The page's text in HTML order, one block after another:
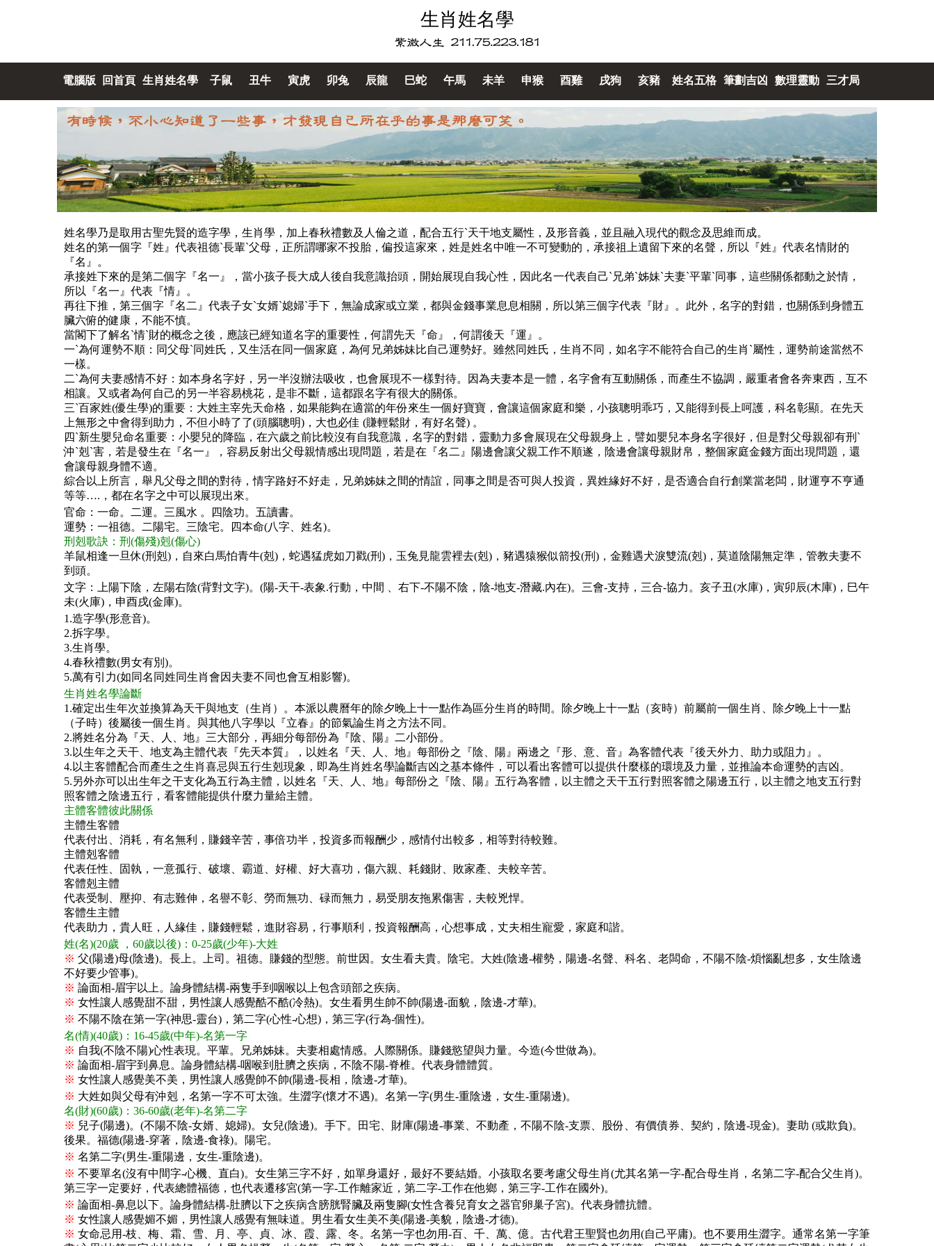
生肖姓名學
電腦版 回首頁 生肖姓名學 子鼠 丑牛 寅虎 卯兔 辰龍 巳蛇 午馬 未羊 申猴 酉雞 戌狗 亥豬 姓名五格 筆劃吉凶 數理靈動 三才局
姓名學乃是取用古聖先賢的造字學，生肖學，加上春秋禮數及人倫之道，配合五行ˋ天干地支屬性，及形音義，並且融入現代的觀念及思維而成。
姓名的第一個字『姓』代表祖德ˋ長輩ˋ父母，正所謂哪家不投胎，偏投這家來，姓是姓名中唯一不可變動的，承接祖上遺留下來的名聲，所以『姓』代表名情財的
『名』。
承接姓下來的是第二個字『名一』，當小孩子長大成人後自我意識抬頭，開始展現自我心性，因此名一代表自己ˋ兄弟ˋ姊妹ˋ夫妻ˋ平輩ˋ同事，這些關係都動之於情，
所以『名一』代表『情』。
再往下推，第三個字『名二』代表子女ˋ女婿ˋ媳婦ˋ手下，無論成家或立業，都與金錢事業息息相關，所以第三個字代表『財』。此外，名字的對錯，也關係到身體五
臟六俯的健康，不能不慎。
當閣下了解名ˋ情ˋ財的概念之後，應該已經知道名字的重要性，何謂先天『命』，何謂後天『運』。
一ˋ為何運勢不順：同父母ˋ同姓氏，又生活在同一個家庭，為何兄弟姊妹比自己運勢好。雖然同姓氏，生肖不同，如名字不能符合自己的生肖ˋ屬性，運勢前途當然不
一樣。
二ˋ為何夫妻感情不好：如本身名字好，另一半沒辦法吸收，也會展現不一樣對待。因為夫妻本是一體，名字會有互動關係，而產生不協調，嚴重者會各奔東西，互不
相讓。又或者為何自己的另一半容易桃花，是非不斷，這都跟名字有很大的關係。
三ˋ百家姓(優生學)的重要：大姓主宰先天命格，如果能夠在適當的年份來生一個好寶寶，會讓這個家庭和樂，小孩聰明乖巧，又能得到長上呵護，科名彰顯。在先天
上無形之中會得到助力，不但小時了了(頭腦聰明)，大也必佳 (賺輕鬆財，有好名聲) 。
四ˋ新生嬰兒命名重要：小嬰兒的降臨，在六歲之前比較沒有自我意識，名字的對錯，靈動力多會展現在父母親身上，譬如嬰兒本身名字很好，但是對父母親卻有刑ˋ
沖ˋ剋ˋ害，若是發生在『名一』，容易反射出父母親情感出現問題，若是在『名二』陽邊會讓父親工作不順遂，陰邊會讓母親財帛，整個家庭金錢方面出現問題，還
會讓母親身體不適。
綜合以上所言，舉凡父母之間的對待，情字路好不好走，兄弟姊妹之間的情誼，同事之間是否可與人投資，異姓緣好不好，是否適合自行創業當老闆，財運亨不亨通
等等….，都在名字之中可以展現出來。
官命：一命。二運。三風水 。四陰功。五讀書。
運勢：一祖德。二陽宅。三陰宅。四本命(八字、姓名)。
刑剋歌訣：刑(傷殘)剋(傷心)
羊鼠相逢一旦休(刑剋)，自來白馬怕青牛(剋)，蛇遇猛虎如刀戳(刑)，玉兔見龍雲裡去(剋)，豬遇猿猴似箭投(刑)，金雞遇犬淚雙流(剋)，莫道陰陽無定準，管教夫妻不
到頭。
文字：上陽下陰，左陽右陰(背對文字)。(陽-天干-表象.行動，中間 、右下-不陽不陰，陰-地支-潛藏.內在)。三會-支持，三合-協力。亥子丑(水庫)，寅卯辰(木庫)，巳午
未(火庫)，申酉戌(金庫)。
1.造字學(形意音)。
2.拆字學。
3.生肖學。
4.春秋禮數(男女有別)。
5.萬有引力(如同名同姓同生肖會因夫妻不同也會互相影響)。
生肖姓名學論斷
1.確定出生年次並換算為天干與地支（生肖）。本派以農曆年的除夕晚上十一點作為區分生肖的時間。除夕晚上十一點（亥時）前屬前一個生肖、除夕晚上十一點
（子時）後屬後一個生肖。與其他八字學以『立春』的節氣論生肖之方法不同。
2.將姓名分為『天、人、地』三大部分，再細分每部份為『陰、陽』二小部份。
3.以生年之天干、地支為主體代表『先天本質』，以姓名『天、人、地』每部份之『陰、陽』兩邊之『形、意、音』為客體代表『後天外力、助力或阻力』。
4.以主客體配合而產生之生肖喜忌與五行生剋現象，即為生肖姓名學論斷吉凶之基本條件，可以看出客體可以提供什麼樣的環境及力量，並推論本命運勢的吉凶。
5.另外亦可以出生年之干支化為五行為主體，以姓名『天、人、地』每部份之『陰、陽』五行為客體，以主體之天干五行對照客體之陽邊五行，以主體之地支五行對
照客體之陰邊五行，看客體能提供什麼力量給主體。
主體客體彼此關係
主體生客體
代表付出、消耗，有名無利，賺錢辛苦，事倍功半，投資多而報酬少，感情付出較多，相等對待較難。
主體剋客體
代表任性、固執，一意孤行、破壞、霸道、好權、好大喜功，傷六親、耗錢財、敗家產、夫較辛苦。
客體剋主體
代表受制、壓抑、有志難伸，名譽不彰、勞而無功、碌而無力，易受朋友拖累傷害，夫較兇悍。
客體生主體
代表助力，貴人旺，人緣佳，賺錢輕鬆，進財容易，行事順利，投資報酬高，心想事成，丈夫相生寵愛，家庭和諧。
姓(名)(20歲 ，60歲以後)：0-25歲(少年)-大姓
※ 父(陽邊)母(陰邊)。長上。上司。祖德。賺錢的型態。前世因。女生看夫貴。陰宅。大姓(陰邊-權勢，陽邊-名聲、科名、老闆命，不陽不陰-煩惱亂想多，女生陰邊
不好要少管事)。
※ 論面相-眉宇以上。論身體結構-兩隻手到咽喉以上包含頭部之疾病。
※ 女性讓人感覺甜不甜，男性讓人感覺酷不酷(冷熱)。女生看男生帥不帥(陽邊-面貌，陰邊-才華)。
※ 不陽不陰在第一字(神思-靈台)，第二字(心性-心想)，第三字(行為-個性)。
名(情)(40歲)：16-45歲(中年)-名第一字
※ 自我(不陰不陽)心性表現。平輩。兄弟姊妹。夫妻相處情感。人際關係。賺錢慾望與力量。今造(今世做為)。
※ 論面相-眉宇到鼻息。論身體結構-咽喉到肚臍之疾病，不陰不陽-脊椎。代表身體體質。
※ 女性讓人感覺美不美，男性讓人感覺帥不帥(陽邊-長相，陰邊-才華)。
※ 大姓如與父母有沖剋，名第一字不可太強。生澀字(懷才不遇)。名第一字(男生-重陰邊，女生-重陽邊)。
名(財)(60歲)：36-60歲(老年)-名第二字
※ 兒子(陽邊)。(不陽不陰-女婿、媳婦)。女兒(陰邊)。手下。田宅、財庫(陽邊-事業、不動產，不陽不陰-支票、股份、有價債券、契約，陰邊-現金)。妻助 (或欺負)。
後果。福德(陽邊-穿著，陰邊-食祿)。陽宅。
※ 名第二字(男生-重陽邊，女生-重陰邊)。
※ 不要單名(沒有中間字-心機、直白)。女生第三字不好，如單身還好，最好不要結婚。小孩取名要考慮父母生肖(尤其名第一字-配合母生肖，名第二字-配合父生肖)。
第三字一定要好，代表總體福德，也代表遷移宮(第一字-工作離家近，第二字-工作在他鄉，第三字-工作在國外)。
※ 論面相-鼻息以下。論身體結構-肚臍以下之疾病含膀胱腎臟及兩隻腳(女性含養兒育女之器官卵巢子宮)。代表身體抗體。
※ 女性讓人感覺媚不媚，男性讓人感覺有無味道。男生看女生美不美(陽邊-美貌，陰邊-才德)。
※ 女命忌用-枝、梅、霜、雪、月、亭、貞、冰、霞、露、冬。名第一字也勿用-百、千、萬、億。古代君王聖賢也勿用(自己平庸)。也不要用生澀字。通常名第一字筆